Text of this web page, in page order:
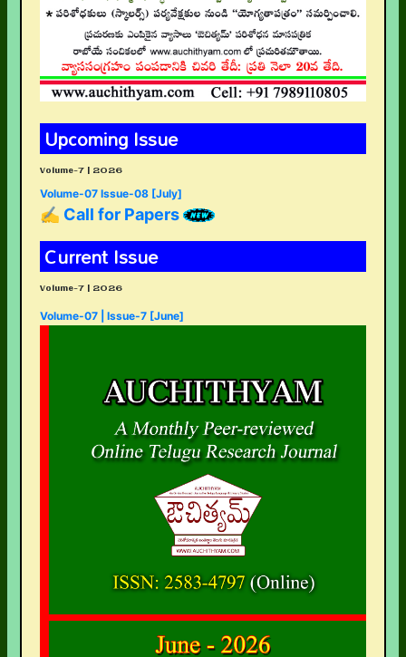
Upcoming Issue
Volume-7 | 2026
Volume-07 Issue-08 [July]
✍ Call for Papers
Current Issue
Volume-7 | 2026
Volume-07 | Issue-7 [June]